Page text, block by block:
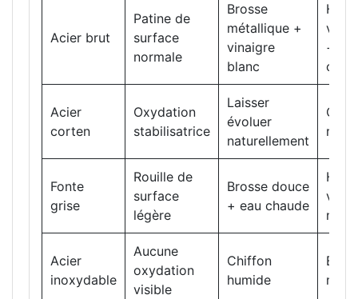
Acier brut
Patine de
surface
normale
Brosse
métallique +
vinaigre
blanc
Huile
+
Acier
corten
Oxydation
stabilisatrice
Laisser
évoluer
naturellement
Fonte
grise
Rouille de
surface
légère
Brosse douce
+ eau chaude
Huile
Acier
inoxydable
Aucune
oxydation
visible
Chiffon
humide